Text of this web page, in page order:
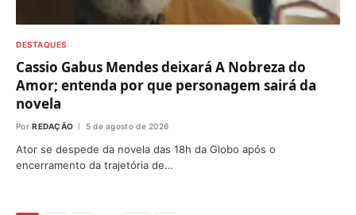
DESTAQUES
Cassio Gabus Mendes deixará A Nobreza do
Amor; entenda por que personagem sairá da
novela
Por REDAÇÃO 5 de agosto de 2026
Ator se despede da novela das 18h da Globo após o
encerramento da trajetória de…